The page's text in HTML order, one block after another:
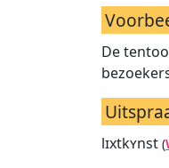
De
lɪxtkʏnst (